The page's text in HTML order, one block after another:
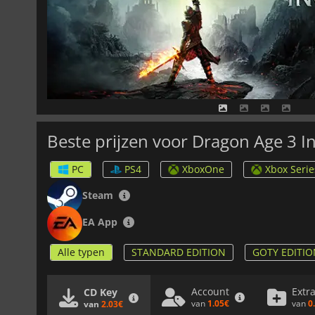
Beste prijzen voor Dragon Age 3
PC PS4 XboxOne
Xbox
Steam
EA App
Alle typen STANDARD EDITION GOTY
CD Key
van 2.03€
Account
van 1.05€ van